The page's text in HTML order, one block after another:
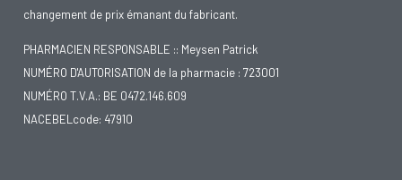
changement de prix émanant du fabricant.
PHARMACIEN RESPONSABLE :: Meysen Patrick
NUMÉRO D'AUTORISATION de la pharmacie : 723001
NUMÉRO T.V.A.: BE 0472.146.609
NACEBELcode: 47910